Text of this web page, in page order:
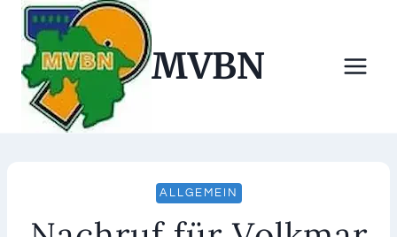
Zum
Inhalt
springen
MVBN
ALLGEMEIN